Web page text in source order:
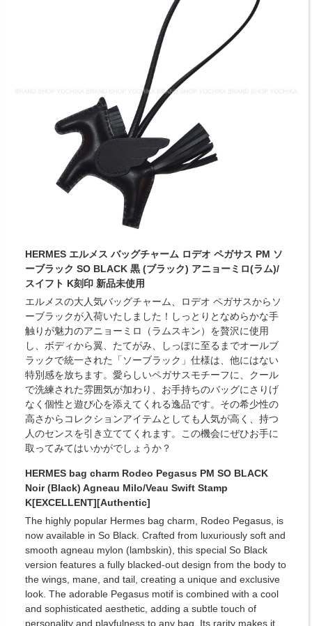
HERMES エルメス バッグチャーム ロデオ ペガサス PM ソ
ーブラック SO BLACK 黒 (ブラック) アニョーミロ(ラム)/
スイフト K刻印 新品未使用
エルメスの大人気バッグチャーム、ロデオ ペガサスからソ
ーブラックが入荷いたしました！しっとりとなめらかな手
触りが魅力のアニョーミロ（ラムスキン）を贅沢に使用
し、ボディから翼、たてがみ、しっぽに至るまでオールブ
ラックで統一された「ソーブラック」仕様は、他にはない
特別感を放ちます。愛らしいペガサスモチーフに、クール
で洗練された雰囲気が加わり、お手持ちのバッグにさりげ
なく個性と遊び心を添えてくれる逸品です。その希少性の
高さからコレクションアイテムとしても人気が高く、持つ
人のセンスを引き立ててくれます。この機会にぜひお手に
取ってみてはいかがでしょうか？
HERMES bag charm Rodeo Pegasus PM SO BLACK
Noir (Black) Agneau Milo/Veau Swift Stamp
K[EXCELLENT][Authentic]
The highly popular Hermes bag charm, Rodeo Pegasus, is
now available in So Black. Crafted from luxuriously soft and
smooth agneau mylon (lambskin), this special So Black
version features a fully blacked-out design from the body to
the wings, mane, and tail, creating a unique and exclusive
look. The adorable Pegasus motif is combined with a cool
and sophisticated aesthetic, adding a subtle touch of
personality and playfulness to any bag. Its rarity makes it